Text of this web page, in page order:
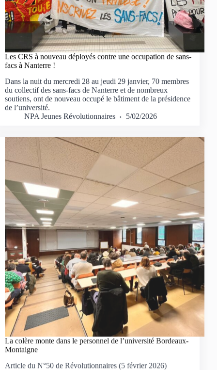
Les CRS à nouveau déployés contre une occupation de sans-
facs à Nanterre !
Dans la nuit du mercredi 28 au jeudi 29 janvier, 70 membres
du collectif des sans-facs de Nanterre et de nombreux
soutiens, ont de nouveau occupé le bâtiment de la présidence
de l’université.
NPA Jeunes Révolutionnaires
5/02/2026
La colère monte dans le personnel de l’université Bordeaux-
Montaigne
Article du N°50 de Révolutionnaires (5 février 2026)